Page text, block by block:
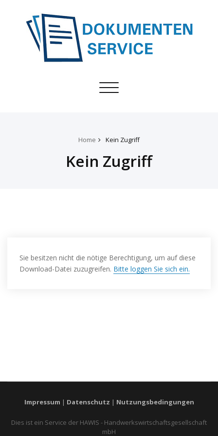
Toggle
Home Kein Zugriff
Kein Zugriff
Sie besitzen nicht die nötige Berechtigung, um auf diese
Download-Datei zuzugreifen. Bitte loggen Sie sich ein.
Impressum | Datenschutz | Nutzungsbedingungen
Dies ist ein Service der HAWIS - Handwerkswirtschaftsgesellschaft
mbH